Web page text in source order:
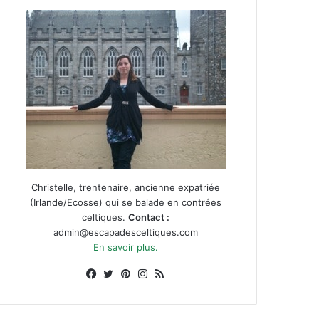
Christelle, trentenaire, ancienne expatriée
(Irlande/Ecosse) qui se balade en contrées
celtiques. Contact :
admin@escapadesceltiques.com
En savoir plus.
Facebook
X PinterestInstagram